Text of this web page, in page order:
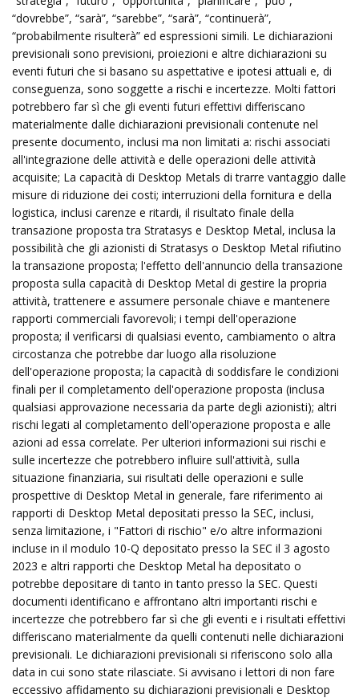
“dovrebbe”, “sarà”, “sarebbe”, “sarà”, “continuerà”,
“probabilmente risulterà” ed espressioni simili. Le dichiarazioni
previsionali sono previsioni, proiezioni e altre dichiarazioni su
eventi futuri che si basano su aspettative e ipotesi attuali e, di
conseguenza, sono soggette a rischi e incertezze. Molti fattori
potrebbero far sì che gli eventi futuri effettivi differiscano
materialmente dalle dichiarazioni previsionali contenute nel
presente documento, inclusi ma non limitati a: rischi associati
all'integrazione delle attività e delle operazioni delle attività
acquisite; La capacità di Desktop Metals di trarre vantaggio dalle
misure di riduzione dei costi; interruzioni della fornitura e della
logistica, inclusi carenze e ritardi, il risultato finale della
transazione proposta tra Stratasys e Desktop Metal, inclusa la
possibilità che gli azionisti di Stratasys o Desktop Metal rifiutino
la transazione proposta; l'effetto dell'annuncio della transazione
proposta sulla capacità di Desktop Metal di gestire la propria
attività, trattenere e assumere personale chiave e mantenere
rapporti commerciali favorevoli; i tempi dell'operazione
proposta; il verificarsi di qualsiasi evento, cambiamento o altra
circostanza che potrebbe dar luogo alla risoluzione
dell'operazione proposta; la capacità di soddisfare le condizioni
finali per il completamento dell'operazione proposta (inclusa
qualsiasi approvazione necessaria da parte degli azionisti); altri
rischi legati al completamento dell'operazione proposta e alle
azioni ad essa correlate. Per ulteriori informazioni sui rischi e
sulle incertezze che potrebbero influire sull'attività, sulla
situazione finanziaria, sui risultati delle operazioni e sulle
prospettive di Desktop Metal in generale, fare riferimento ai
rapporti di Desktop Metal depositati presso la SEC, inclusi,
senza limitazione, i "Fattori di rischio" e/o altre informazioni
incluse in il modulo 10-Q depositato presso la SEC il 3 agosto
2023 e altri rapporti che Desktop Metal ha depositato o
potrebbe depositare di tanto in tanto presso la SEC. Questi
documenti identificano e affrontano altri importanti rischi e
incertezze che potrebbero far sì che gli eventi e i risultati effettivi
differiscano materialmente da quelli contenuti nelle dichiarazioni
previsionali. Le dichiarazioni previsionali si riferiscono solo alla
data in cui sono state rilasciate. Si avvisano i lettori di non fare
eccessivo affidamento su dichiarazioni previsionali e Desktop